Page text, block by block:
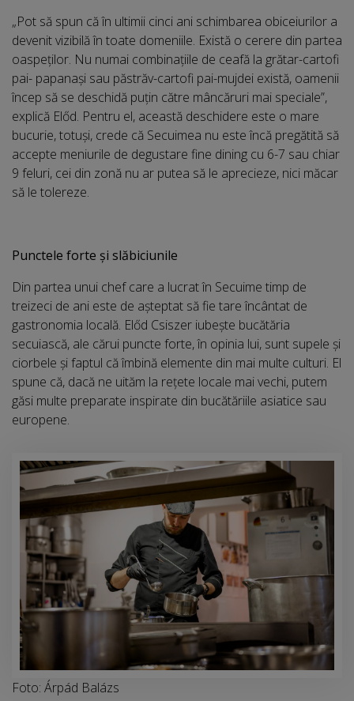
„Pot să spun că în ultimii cinci ani schimbarea obiceiurilor a
devenit vizibilă în toate domeniile. Există o cerere din partea
oaspeților. Nu numai combinațiile de ceafă la grătar-cartofi
pai- papanași sau păstrăv-cartofi pai-mujdei există, oamenii
încep să se deschidă puțin către mâncăruri mai speciale”,
explică Előd. Pentru el, această deschidere este o mare
bucurie, totuși, crede că Secuimea nu este încă pregătită să
accepte meniurile de degustare fine dining cu 6-7 sau chiar
9 feluri, cei din zonă nu ar putea să le aprecieze, nici măcar
să le tolereze.
Punctele forte și slăbiciunile
Din partea unui chef care a lucrat în Secuime timp de
treizeci de ani este de așteptat să fie tare încântat de
gastronomia locală. Előd Csiszer iubește bucătăria
secuiască, ale cărui puncte forte, în opinia lui, sunt supele și
ciorbele și faptul că îmbină elemente din mai multe culturi. El
spune că, dacă ne uităm la rețete locale mai vechi, putem
găsi multe preparate inspirate din bucătăriile asiatice sau
europene.
Foto: Árpád Balázs